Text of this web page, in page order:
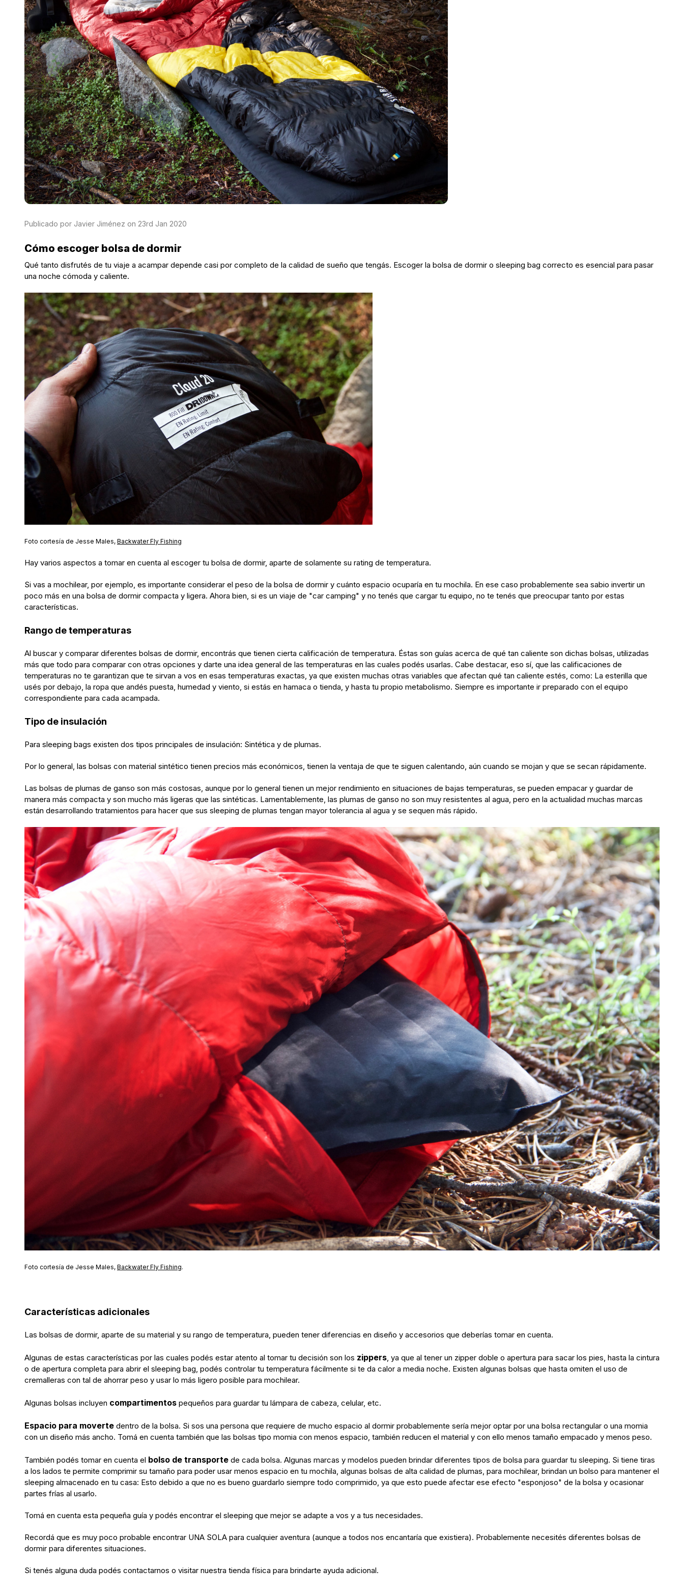
Publicado por Javier Jiménez on 23rd Jan 2020
Cómo escoger bolsa de dormir
Qué tanto disfrutés de tu viaje a acampar depende casi por completo de la calidad de sueño que tengás. Escoger la bolsa de dormir o sleeping bag correcto es esencial para pasar
una noche cómoda y caliente.
Foto cortesía de Jesse Males, Backwater Fly Fishing
Hay varios aspectos a tomar en cuenta al escoger tu bolsa de dormir, aparte de solamente su rating de temperatura.
Si vas a mochilear, por ejemplo, es importante considerar el peso de la bolsa de dormir y cuánto espacio ocuparía en tu mochila. En ese caso probablemente sea sabio invertir un
poco más en una bolsa de dormir compacta y ligera. Ahora bien, si es un viaje de "car camping" y no tenés que cargar tu equipo, no te tenés que preocupar tanto por estas
características.
Rango de temperaturas
Al buscar y comparar diferentes bolsas de dormir, encontrás que tienen cierta calificación de temperatura. Éstas son guías acerca de qué tan caliente son dichas bolsas, utilizadas
más que todo para comparar con otras opciones y darte una idea general de las temperaturas en las cuales podés usarlas. Cabe destacar, eso sí, que las calificaciones de
temperaturas no te garantizan que te sirvan a vos en esas temperaturas exactas, ya que existen muchas otras variables que afectan qué tan caliente estés, como: La esterilla que
usés por debajo, la ropa que andés puesta, humedad y viento, si estás en hamaca o tienda, y hasta tu propio metabolismo. Siempre es importante ir preparado con el equipo
correspondiente para cada acampada.
Tipo de insulación
Para sleeping bags existen dos tipos principales de insulación: Sintética y de plumas.
Por lo general, las bolsas con material sintético tienen precios más económicos, tienen la ventaja de que te siguen calentando, aún cuando se mojan y que se secan rápidamente.
Las bolsas de plumas de ganso son más costosas, aunque por lo general tienen un mejor rendimiento en situaciones de bajas temperaturas, se pueden empacar y guardar de
manera más compacta y son mucho más ligeras que las sintéticas. Lamentablemente, las plumas de ganso no son muy resistentes al agua, pero en la actualidad muchas marcas
están desarrollando tratamientos para hacer que sus sleeping de plumas tengan mayor tolerancia al agua y se sequen más rápido.
Foto cortesía de Jesse Males, Backwater Fly Fishing.
Características adicionales
Las bolsas de dormir, aparte de su material y su rango de temperatura, pueden tener diferencias en diseño y accesorios que deberías tomar en cuenta.
Algunas de estas características por las cuales podés estar atento al tomar tu decisión son los zippers , ya que al tener un zipper doble o apertura para sacar los pies, hasta la cintura
o de apertura completa para abrir el sleeping bag, podés controlar tu temperatura fácilmente si te da calor a media noche. Existen algunas bolsas que hasta omiten el uso de
cremalleras con tal de ahorrar peso y usar lo más ligero posible para mochilear.
Algunas bolsas incluyen compartimentos pequeños para guardar tu lámpara de cabeza, celular, etc.
Espacio para moverte dentro de la bolsa. Si sos una persona que requiere de mucho espacio al dormir probablemente sería mejor optar por una bolsa rectangular o una momia
con un diseño más ancho. Tomá en cuenta también que las bolsas tipo momia con menos espacio, también reducen el material y con ello menos tamaño empacado y menos peso.
También podés tomar en cuenta el bolso de transporte de cada bolsa. Algunas marcas y modelos pueden brindar diferentes tipos de bolsa para guardar tu sleeping. Si tiene tiras
a los lados te permite comprimir su tamaño para poder usar menos espacio en tu mochila, algunas bolsas de alta calidad de plumas, para mochilear, brindan un bolso para mantener el
sleeping almacenado en tu casa: Esto debido a que no es bueno guardarlo siempre todo comprimido, ya que esto puede afectar ese efecto "esponjoso" de la bolsa y ocasionar
partes frías al usarlo.
Tomá en cuenta esta pequeña guía y podés encontrar el sleeping que mejor se adapte a vos y a tus necesidades.
Recordá que es muy poco probable encontrar UNA SOLA para cualquier aventura (aunque a todos nos encantaría que existiera). Probablemente necesités diferentes bolsas de
dormir para diferentes situaciones.
Si tenés alguna duda podés contactarnos o visitar nuestra tienda física para brindarte ayuda adicional.